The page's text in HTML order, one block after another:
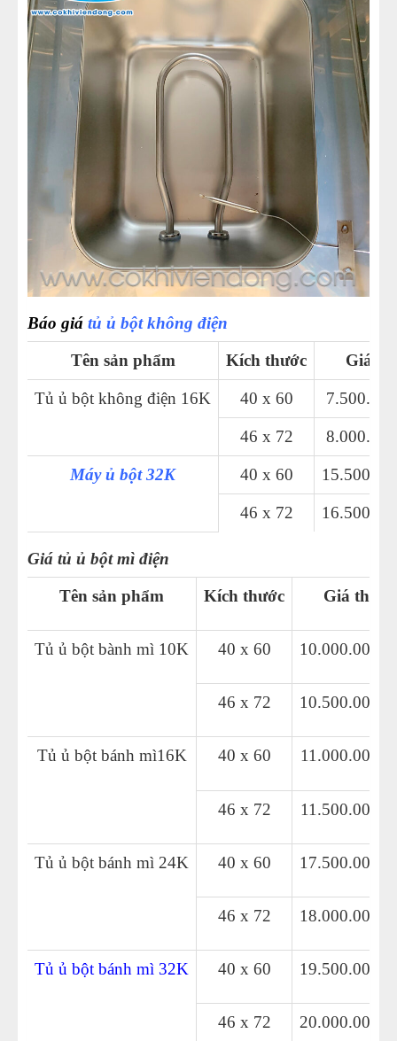
Báo giá tủ ủ bột không điện
Tên sản phẩm
Kích thước Giá
Tủ ủ bột không điện 16K 40 x 60
46 x 72
Máy ủ bột32K 40 x 60
46 x 72
Giá tủ ủ bột mì điện
Tên sản phẩm
Kích thước Giá thành
Tủ ủ bột bành mì 10K 40 x 60 10.000.000
46 x 72 10.500.000
Tủ ủ bột bánh mì16K 40 x 60 11.000.000
46 x 72 11.500.000
Tủ ủ bột bánh mì 24K 40 x 60 17.500.000
46 x 72 18.000.000
Tủ ủ bột bánh mì 32K 40 x 60 19.500.000
46 x 72 20.000.000